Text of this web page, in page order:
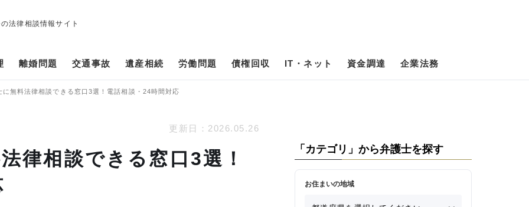
法律相談情報サイト
離婚問題 交通事故 遺産相続 労働問題 債権回収 IT・ネット 資金調達 企業法務
に無料法律相談できる窓口3選！電話相談・24時間対応
更新日： 2026.05.26
律相談できる窓口3選！
「カテゴリ」から弁護士を探す
お住まいの地域